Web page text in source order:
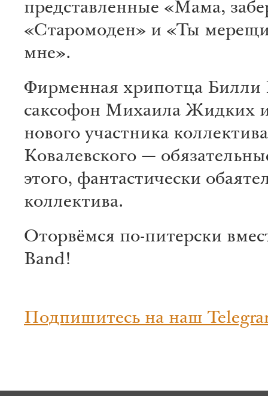
представленные «Мама,
«Старомоден» и «Ты
мне».
Фирменная хрипотца Билли
саксофон Михаила Жидких и
нового участника
Ковалевского —
этого, фантастически
коллектива.
Оторвёмся по-питерски
Band!
Подпишитесь на наш